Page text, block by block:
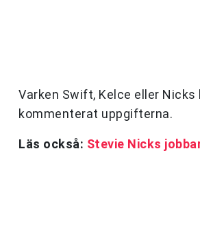
Varken Swift, Kelce eller Nicks
kommenterat uppgifterna.
Läs också: Stevie Nicks